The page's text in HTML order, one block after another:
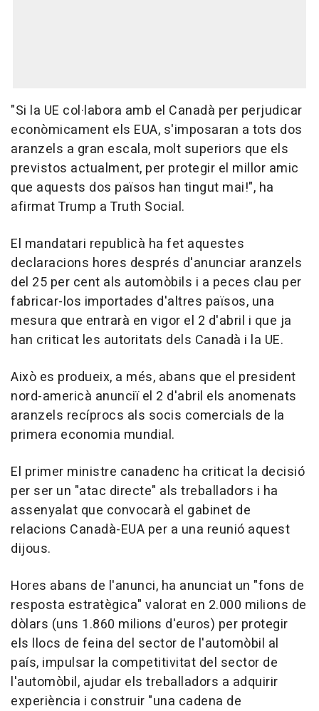
"Si la UE col·labora amb el Canadà per perjudicar
econòmicament els EUA, s'imposaran a tots dos
aranzels a gran escala, molt superiors que els
previstos actualment, per protegir el millor amic
que aquests dos països han tingut mai!", ha
afirmat Trump a Truth Social.
El mandatari republicà ha fet aquestes
declaracions hores després d'anunciar aranzels
del 25 per cent als automòbils i a peces clau per
fabricar-los importades d'altres països, una
mesura que entrarà en vigor el 2 d'abril i que ja
han criticat les autoritats dels Canadà i la UE.
Això es produeix, a més, abans que el president
nord-americà anunciï el 2 d'abril els anomenats
aranzels recíprocs als socis comercials de la
primera economia mundial.
El primer ministre canadenc ha criticat la decisió
per ser un "atac directe" als treballadors i ha
assenyalat que convocarà el gabinet de
relacions Canadà-EUA per a una reunió aquest
dijous.
Hores abans de l'anunci, ha anunciat un "fons de
resposta estratègica" valorat en 2.000 milions de
dòlars (uns 1.860 milions d'euros) per protegir
els llocs de feina del sector de l'automòbil al
país, impulsar la competitivitat del sector de
l'automòbil, ajudar els treballadors a adquirir
experiència i construir "una cadena de